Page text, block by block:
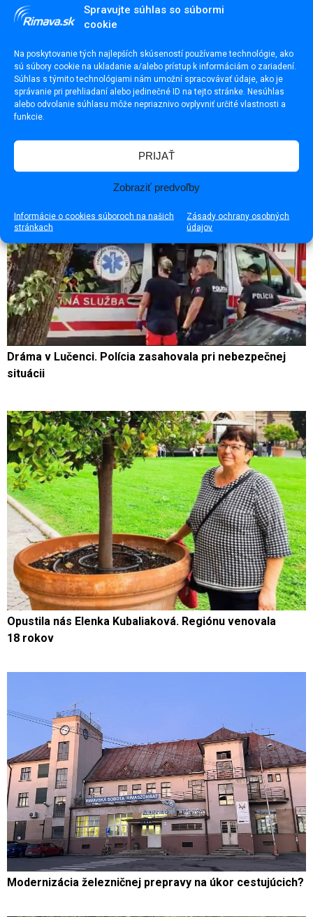
Spravujte súhlas so súbormi
cookie
Na poskytovanie tých najlepších skúseností používame technológie, ako
sú súbory cookie na ukladanie a/alebo prístup k informáciám o zariadení.
Súhlas s týmito technológiami nám umožní spracovávať údaje, ako je
správanie pri prehliadaní alebo jedinečné ID na tejto stránke. Nesúhlas
alebo odvolanie súhlasu môže nepriaznivo ovplyvniť určité vlastnosti a
funkcie.
PRIJAŤ
Zobraziť predvoľby
Informácie o cookies súboroch na našich
stránkach
Zásady ochrany osobných
údajov
Magdaléna Anderková rod. Súkeníková (†54)
Dráma v Lučenci. Polícia zasahovala pri nebezpečnej
situácii
Opustila nás Elenka Kubaliaková. Regiónu venovala
18 rokov
Modernizácia železničnej prepravy na úkor cestujúcich?